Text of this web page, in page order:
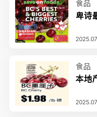
食品
卑诗
食品
本地